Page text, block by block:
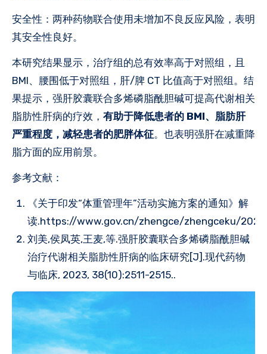
‌安全性‌：两种药物联合使用未增加不良反应风险，表明
其安全性良好。
本研究结果显示，治疗组的总有效率高于对照组，且
BMI、腰围低于对照组，肝/脾 CT 比值高于对照组。结
果提示，强肝胶囊联合多烯磷脂酰胆碱可提高代谢相关
脂肪性肝病的疗效， 有助于降低患者的 BMI、脂肪肝
严重程度，减轻患者的肥胖体征。也表明强肝在减重降
脂方面的应用前景。
参考文献：
《关于印发“体重管理年”活动实施方案的通知》解
读.https://www.gov.cn/zhengce/zhengceku/
刘美,侯凤英,王麦,等.强肝胶囊联合多烯磷脂酰胆碱
治疗代谢相关脂肪性肝病的临床研究[J].现代药物
与临床, 2023, 38(10):2511-2515..